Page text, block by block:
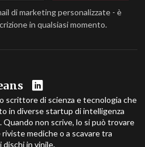
di marketing personalizzate - è
in qualsiasi momento.
scrittore di scienza e tecnologia che
in diverse startup di intelligenza
Quando non scrive, lo si può trovare
riviste mediche o a scavare tra
dischi in vinile.